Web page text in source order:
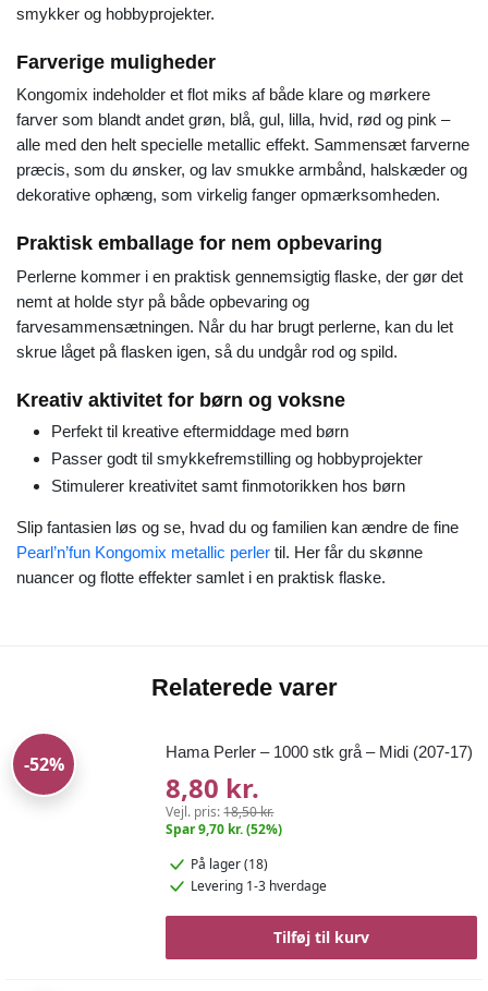
smykker og hobbyprojekter.
Farverige muligheder
Kongomix indeholder et flot miks af både klare og mørkere
farver som blandt andet grøn, blå, gul, lilla, hvid, rød og pink –
alle med den helt specielle metallic effekt. Sammensæt farverne
præcis, som du ønsker, og lav smukke armbånd, halskæder og
dekorative ophæng, som virkelig fanger opmærksomheden.
Praktisk emballage for nem opbevaring
Perlerne kommer i en praktisk gennemsigtig flaske, der gør det
nemt at holde styr på både opbevaring og
farvesammensætningen. Når du har brugt perlerne, kan du let
skrue låget på flasken igen, så du undgår rod og spild.
Kreativ aktivitet for børn og voksne
Perfekt til kreative eftermiddage med børn
Passer godt til smykkefremstilling og hobbyprojekter
Stimulerer kreativitet samt finmotorikken hos børn
Slip fantasien løs og se, hvad du og familien kan ændre de fine
Pearl’n’fun Kongomix metallic perler til. Her får du skønne
nuancer og flotte effekter samlet i en praktisk flaske.
Relaterede varer
-52%
Hama Perler – 1000 stk grå – Midi (207-17)
8,80 kr.
Vejl. pris:18,50 kr.
Spar 9,70 kr. (52%)
På lager (18)
Levering 1-3 hverdage
Tilføj til kurv